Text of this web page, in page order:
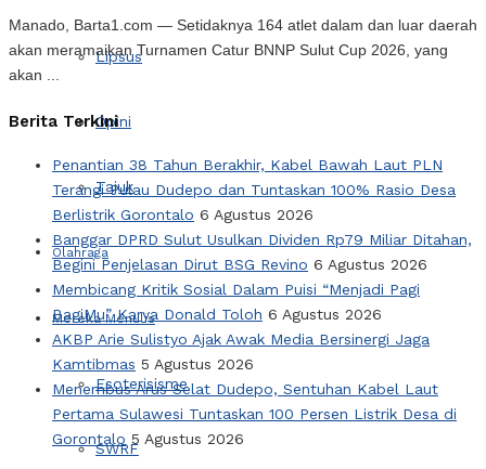
Lipsus
Opini
Tajuk
Olahraga
Mereka Menulis
Esoterisisme
SWRF
Manado, Barta1.com — Setidaknya 164 atlet dalam dan luar daerah
akan meramaikan Turnamen Catur BNNP Sulut Cup 2026, yang
akan ...
Berita Terkini
Penantian 38 Tahun Berakhir, Kabel Bawah Laut PLN
Terangi Pulau Dudepo dan Tuntaskan 100% Rasio Desa
Berlistrik Gorontalo 6 Agustus 2026
Banggar DPRD Sulut Usulkan Dividen Rp79 Miliar Ditahan,
Begini Penjelasan Dirut BSG Revino 6 Agustus 2026
Membicang Kritik Sosial Dalam Puisi “Menjadi Pagi
BagiMu” Karya Donald Toloh 6 Agustus 2026
AKBP Arie Sulistyo Ajak Awak Media Bersinergi Jaga
Kamtibmas 5 Agustus 2026
Menembus Arus Selat Dudepo, Sentuhan Kabel Laut
Pertama Sulawesi Tuntaskan 100 Persen Listrik Desa di
Gorontalo 5 Agustus 2026